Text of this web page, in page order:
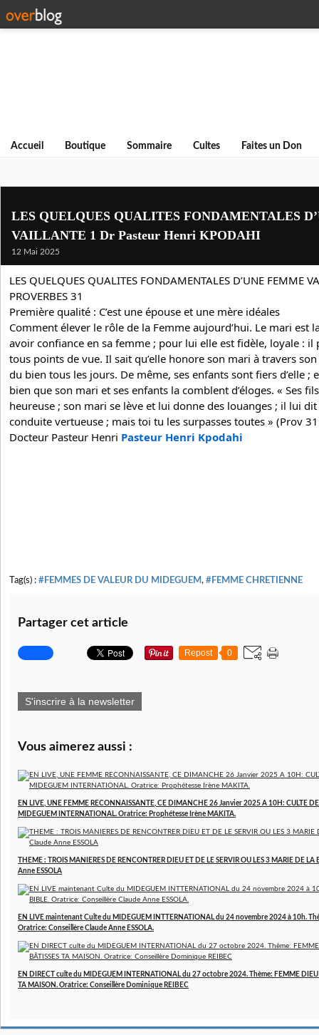
Accueil Boutique Sommaire Cultes Faites un Don
LES QUELQUES QUALITES FONDAMENTALES
VAILLANTE 1 Dr Pasteur Henri KPODAHI
12 Mai 2025
LES QUELQUES QUALITES FONDAMENTALES D’UNE FEMME
PROVERBES 31
Première qualité : C’est une épouse et une mère idéales
Comment élever le rôle de la Femme aujourd’hui. Le mari est
avoir confiance en sa femme ; pour lui elle est fidèle, loyale : il
tous points de vue. Il sait qu’elle honore son mari à travers
du bien tous les jours. De même, ses enfants sont fiers d’elle ;
bien que son mari et ses enfants la comblent d’éloges. « Ses
heureuse ; son mari se lève et lui donne des louanges ; il lui
conduite vertueuse ; mais toi tu les surpasses toutes » (Prov
Docteur Pasteur Henri Pasteur Henri Kpodahi
Tag(s) : #FEMMES DE VALEUR DU MIDEGUEM, #FEMME CHRETIENNE
Partager cet article
Repost 0
S'inscrire à la newsletter
Vous aimerez aussi :
EN LIVE, UNE FEMME RECONNAISSANTE, CE DIMANCHE 26 Janvier 2025 A 10H: CULTE
MIDEGUEM INTERNATIONAL. Oratrice: Prophétesse Irène MAKITA.
THEME : TROIS MANIERES DE RENCONTRER DIEU ET DE LE SERVIR OU LES 3 MARIE DE
Anne ESSOLA
EN LIVE maintenant Culte du MIDEGUEM INTTERNATIONAL du 24 novembre 2024 à 10h.
Oratrice: Conseillère Claude Anne ESSOLA.
EN DIRECT culte du MIDEGUEM INTERNATIONAL du 27 octobre 2024. Thème: FEMME DIEU
TA MAISON. Oratrice: Conseillère Dominique REIBEC